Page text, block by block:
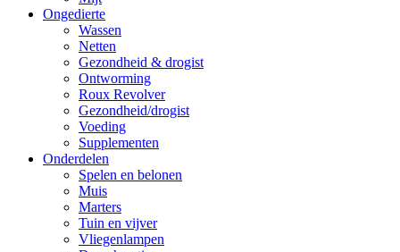
Ongedierte
Wassen
Netten
Gezondheid & drogist
Ontworming
Roux Revolver
Gezondheid/drogist
Voeding
Supplementen
Onderdelen
Spelen en belonen
Muis
Marters
Tuin en vijver
Vliegenlampen